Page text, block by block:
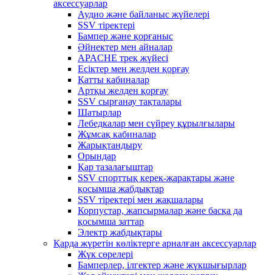
аксессуарлар
Аудио және байланыс жүйелері
SSV тіректері
Бампер және қорғаныс
Әйнектер мен айналар
APACHE трек жүйесі
Есіктер мен желден қорғау
Қатты кабиналар
Артқы желден қорғау
SSV сырғанау тақталары
Шатырлар
Лебедкалар мен сүйреу құрылғылары
Жұмсақ кабиналар
Жарықтандыру
Орындар
Қар тазалағыштар
SSV спорттық керек-жарақтары және
қосымша жабдықтар
SSV тіректері мен жақшалары
Корпустар, жапсырмалар және басқа да
қосымша заттар
Электр жабдықтары
Қарда жүретін көліктерге арналған аксессуарлар
Жүк сөрелері
Бамперлер, ілгектер және жүкшығырлар